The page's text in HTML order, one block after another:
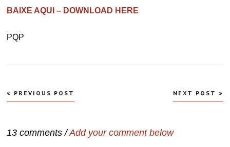
BAIXE AQUI – DOWNLOAD HERE
PQP
Navegação
de
PREVIOUS POST NEXT POST
13 comments /Add your comment below